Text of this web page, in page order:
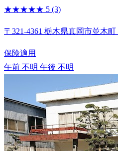
★★★★★ 5 (3)
〒321-4361 栃木県真岡市並木町
保険適用
午前 不明 午後 不明